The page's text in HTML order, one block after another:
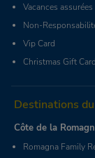
Vacances assurées
Non-
Vip Card
Christmas Gift Card
Destinations
Côte de la
Romagna Family